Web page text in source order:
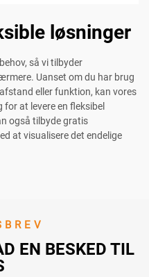
løsninger
så vi tilbyder
Uanset om du har brug
eller funktion, kan vores
at levere en fleksibel
også tilbyde gratis
at visualisere det endelige
EN BESKED TIL